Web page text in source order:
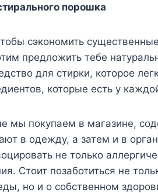
порошка
сэкономить
предложить тебе
для стирки, которое
которые есть у
мы покупаем в магазине,
в одежду, а затем и в
не только
Стоит позаботиться не
но и о собственном